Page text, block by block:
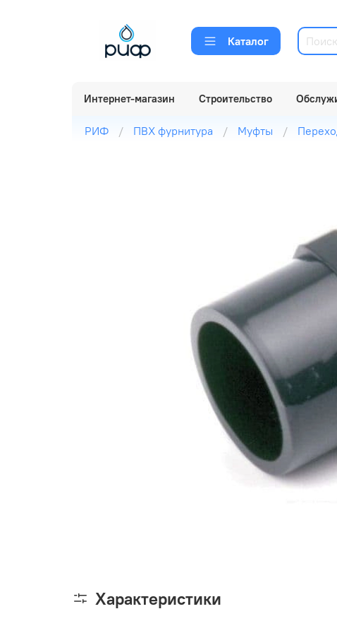
Каталог
Интернет-магазин Строительство
РИФ ПВХ фурнитура Муфты
Характеристики